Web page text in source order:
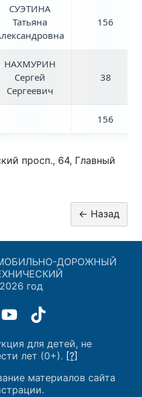
СУЭТИНА
Татьяна
156
НАХМУРИН
Сергей
Сергеевич
38
156
просп., 64, Главный
ДОРОЖНЫЙ
год
для детей, не
лет (0+). [?]
материалов сайта